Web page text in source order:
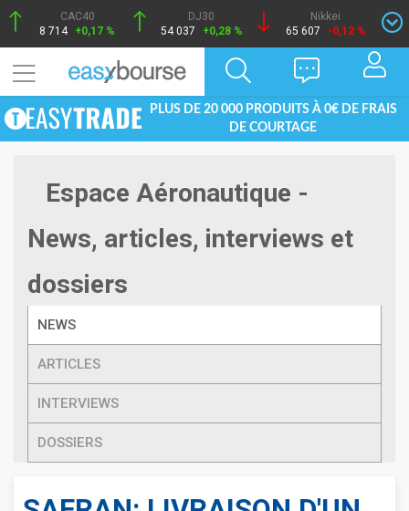
CAC40
8 714 +0,17 %
DJ30
54 037
+0,28 %
Nikkei
65 607
-0,12 %
PLUS DE 20 000 PRODUITS À 0€ DE FRAIS
DE COURTAGE
Espace Aéronautique -
News, articles, interviews et
dossiers
NEWS
ARTICLES
INTERVIEWS
DOSSIERS